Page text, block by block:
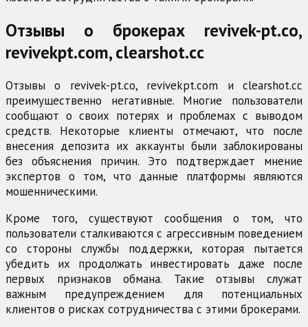
Отзывы о брокерах revivek-pt.co,
revivekpt.com, clearshot.cc
Отзывы о revivek-pt.co, revivekpt.com и clearshot.cc
преимущественно негативные. Многие пользователи
сообщают о своих потерях и проблемах с выводом
средств. Некоторые клиенты отмечают, что после
внесения депозита их аккаунты были заблокированы
без объяснения причин. Это подтверждает мнение
экспертов о том, что данные платформы являются
мошенническими.
Кроме того, существуют сообщения о том, что
пользователи сталкиваются с агрессивным поведением
со стороны службы поддержки, которая пытается
убедить их продолжать инвестировать даже после
первых признаков обмана. Такие отзывы служат
важным предупреждением для потенциальных
клиентов о рисках сотрудничества с этими брокерами.